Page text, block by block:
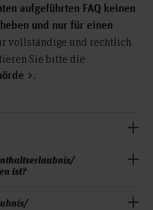
aufgeführten FAQ keinen
und nur für einen
vollständige und rechtlich
Sie bitte die
.
ist?